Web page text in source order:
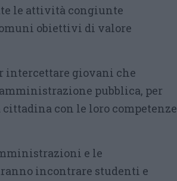
le attività congiunte
obiettivi di valore
intercettare giovani che
pubblica, per
con le loro competenze
e le
incontrare studenti e